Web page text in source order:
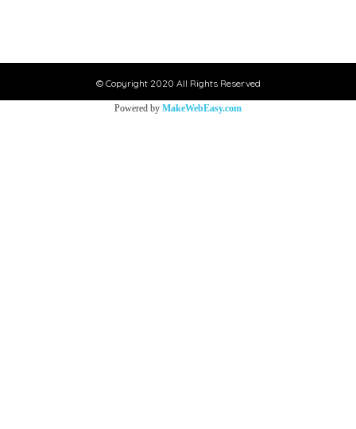
© Copyright 2020 All Rights Reserved
Powered by MakeWebEasy.com